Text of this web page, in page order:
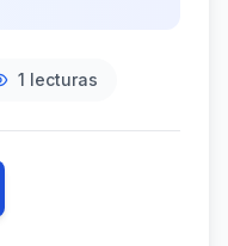
1 lecturas